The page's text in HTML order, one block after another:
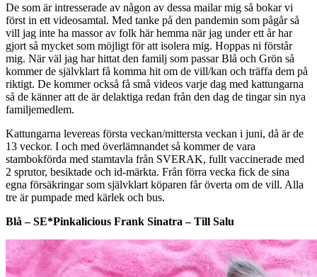
De som är intresserade av någon av dessa mailar mig så bokar vi
först in ett videosamtal. Med tanke på den pandemin som pågår så
vill jag inte ha massor av folk här hemma när jag under ett år har
gjort så mycket som möjligt för att isolera mig. Hoppas ni förstår
mig. När väl jag har hittat den familj som passar Blå och Grön så
kommer de självklart få komma hit om de vill/kan och träffa dem på
riktigt. De kommer också få små videos varje dag med kattungarna
så de känner att de är delaktiga redan från den dag de tingar sin nya
familjemedlem.
Kattungarna levereas första veckan/mittersta veckan i juni, då är de
13 veckor. I och med överlämnandet så kommer de vara
stambokförda med stamtavla från SVERAK, fullt vaccinerade med
2 sprutor, besiktade och id-märkta. Från förra vecka fick de sina
egna försäkringar som självklart köparen får överta om de vill. Alla
tre är pumpade med kärlek och bus.
Blå – SE*Pinkalicious Frank Sinatra – Till Salu